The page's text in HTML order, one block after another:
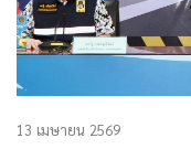
13 เมษายน 2569